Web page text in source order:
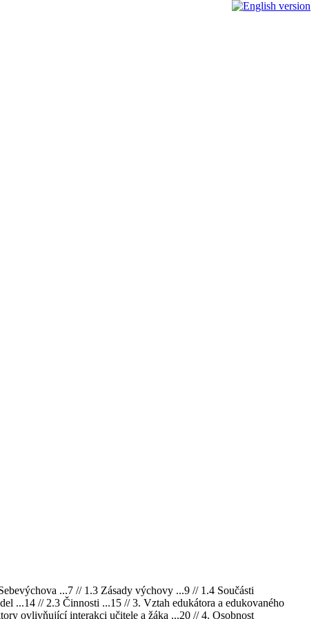
...7 // 1.3 Zásady výchovy ...9 // 1.4 Součásti
...14 // 2.3 Činnosti ...15 // 3. Vztah edukátora a edukovaného
ovlivňující interakci učitele a žáka ...20 // 4. Osobnost